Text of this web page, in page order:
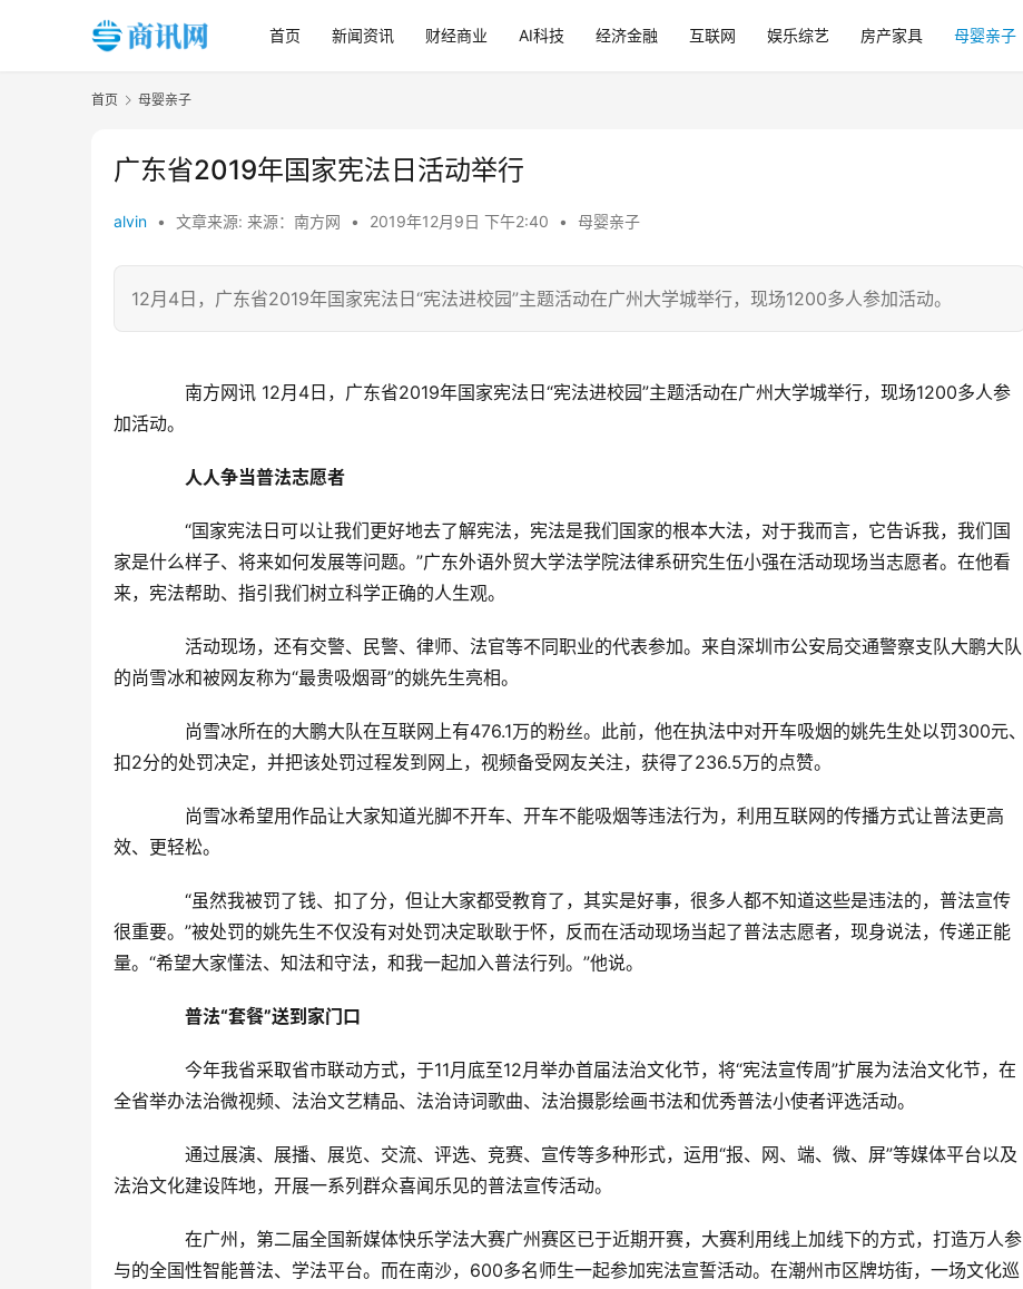
首页 新闻资讯 财经商业 AI科技 经济金融 互联网 娱乐综艺 房产家具 母婴亲子
首页 母婴亲子
广东省2019年国家宪法日活动举行
alvin • 文章来源: 来源：南方网 • 2019年12月9日 下午2:40 • 母婴亲子
12月4日，广东省2019年国家宪法日“宪法进校园”主题活动在广州大学城举行，现场1200多人参加活动。
南方网讯 12月4日，广东省2019年国家宪法日“宪法进校园”主题活动在广州大学城举行，现场1200多人参
加活动。
人人争当普法志愿者
“国家宪法日可以让我们更好地去了解宪法，宪法是我们国家的根本大法，对于我而言，它告诉我，我们国
家是什么样子、将来如何发展等问题。”广东外语外贸大学法学院法律系研究生伍小强在活动现场当志愿者。在他看
来，宪法帮助、指引我们树立科学正确的人生观。
活动现场，还有交警、民警、律师、法官等不同职业的代表参加。来自深圳市公安局交通警察支队大鹏大队
的尚雪冰和被网友称为“最贵吸烟哥”的姚先生亮相。
尚雪冰所在的大鹏大队在互联网上有476.1万的粉丝。此前，他在执法中对开车吸烟的姚先生处以罚300元、
扣2分的处罚决定，并把该处罚过程发到网上，视频备受网友关注，获得了236.5万的点赞。
尚雪冰希望用作品让大家知道光脚不开车、开车不能吸烟等违法行为，利用互联网的传播方式让普法更高
效、更轻松。
“虽然我被罚了钱、扣了分，但让大家都受教育了，其实是好事，很多人都不知道这些是违法的，普法宣传
很重要。”被处罚的姚先生不仅没有对处罚决定耿耿于怀，反而在活动现场当起了普法志愿者，现身说法，传递正能
量。“希望大家懂法、知法和守法，和我一起加入普法行列。”他说。
普法“套餐”送到家门口
今年我省采取省市联动方式，于11月底至12月举办首届法治文化节，将“宪法宣传周”扩展为法治文化节，在
全省举办法治微视频、法治文艺精品、法治诗词歌曲、法治摄影绘画书法和优秀普法小使者评选活动。
通过展演、展播、展览、交流、评选、竞赛、宣传等多种形式，运用“报、网、端、微、屏”等媒体平台以及
法治文化建设阵地，开展一系列群众喜闻乐见的普法宣传活动。
在广州，第二届全国新媒体快乐学法大赛广州赛区已于近期开赛，大赛利用线上加线下的方式，打造万人参
与的全国性智能普法、学法平台。而在南沙，600多名师生一起参加宪法宣誓活动。在潮州市区牌坊街，一场文化巡